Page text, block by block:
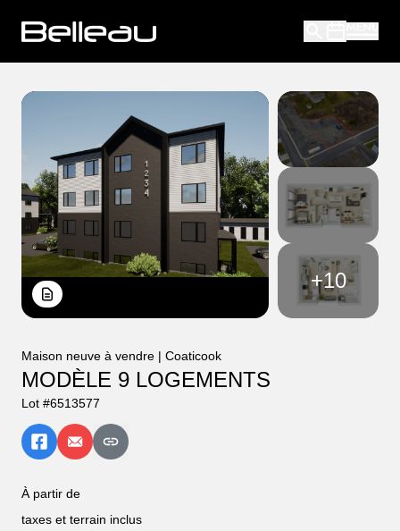
+10
Maison neuve à vendre | Coaticook
MODÈLE 9 LOGEMENTS
Lot #6513577
À partir de
taxes et terrain inclus